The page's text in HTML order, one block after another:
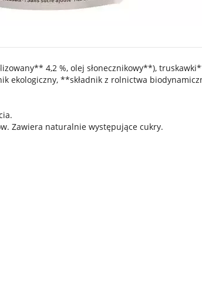
4,2 %, olej słonecznikowy**),
ekologiczny, **składnik z rolnictwa
Zawiera naturalnie występujące cukry.